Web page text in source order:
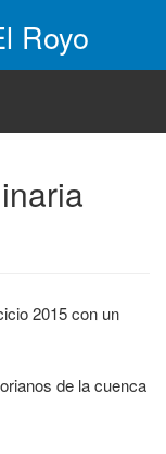
Royo
2015 con un
de la cuenca